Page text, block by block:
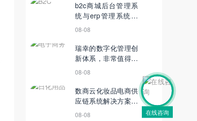
b2c商城后台管理系
统与erp管理系统整
合的重要性
08-08
瑞幸的数字化管理创
新体系，非常值得学
习！
08-08
数商云化妆品电商供
应链系统解决方案：
区块链+物联网技
08-08 在线咨询